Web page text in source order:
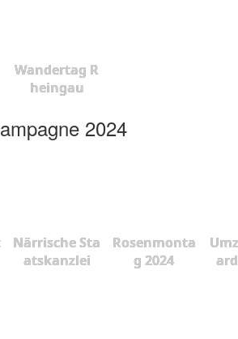
Wandertag R
heingau
2024
Närrische Sta
atskanzlei
Rosenmonta
g 2024